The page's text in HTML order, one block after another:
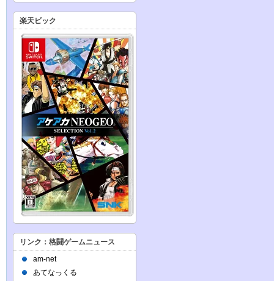
楽天ビック
リンク：格闘ゲームニュース
am-net
あてなっくる